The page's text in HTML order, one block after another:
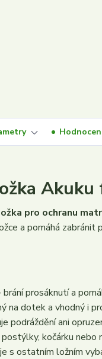
pro ochranu
a pomáhá
brání prosáknutí a
na dotek a vhodný i
podráždění ani
kočárku nebo
s ostatním ložním